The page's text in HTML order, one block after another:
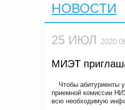
НОВОСТИ
25 ИЮЛ 2020
МИЭТ
Чтобы абитуриенты
приемной комиссии
всю необходимую